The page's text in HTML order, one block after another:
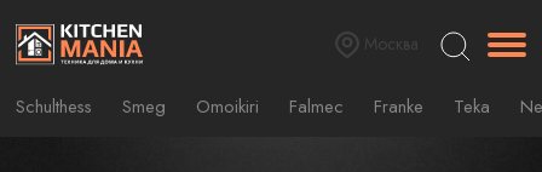
Москва
Schulthess Smeg Omoikiri Falmec Franke Teka